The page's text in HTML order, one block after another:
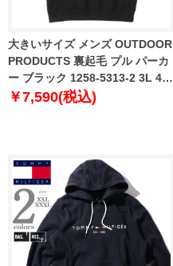
大きいサイズ メンズ OUTDOOR
PRODUCTS 裏起毛 プル パーカ
ー ブラック 1258-5313-2 3L 4L
5L 6L 8L
￥7,590(税込)